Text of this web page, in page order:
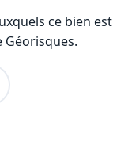
ce bien est